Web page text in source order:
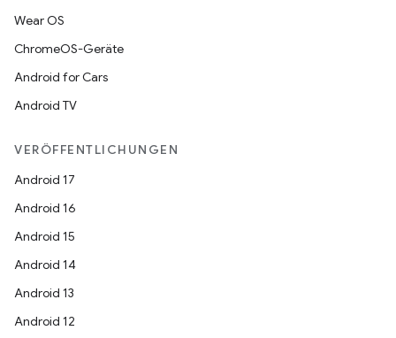
Wear OS
ChromeOS-Geräte
Android for Cars
Android TV
VERÖFFENTLICHUNGEN
Android 17
Android 16
Android 15
Android 14
Android 13
Android 12